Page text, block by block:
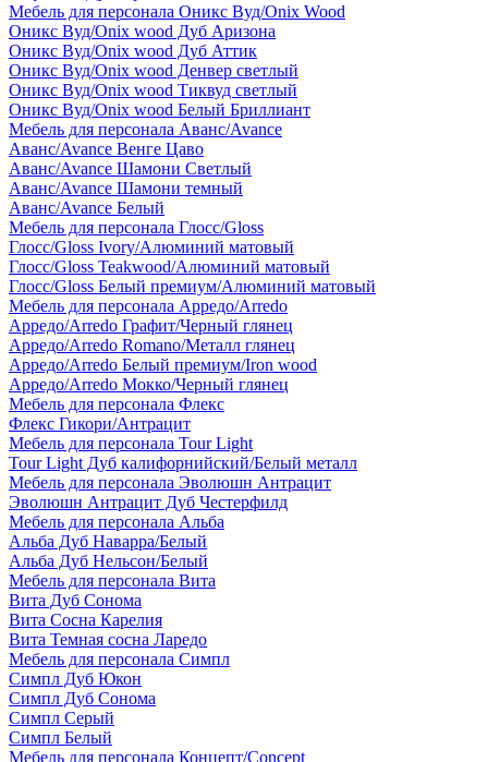
Мебель для персонала Оникс Вуд/Onix Wood
Оникс Вуд/Onix wood Дуб Аризона
Оникс Вуд/Onix wood Дуб Аттик
Оникс Вуд/Onix wood Денвер светлый
Оникс Вуд/Onix wood Тиквуд светлый
Оникс Вуд/Onix wood Белый Бриллиант
Мебель для персонала Аванс/Avance
Аванс/Avance Венге Цаво
Аванс/Avance Шамони Светлый
Аванс/Avance Шамони темный
Аванс/Avance Белый
Мебель для персонала Глосс/Gloss
Глосс/Gloss Ivory/Алюминий матовый
Глосс/Gloss Teakwood/Алюминий матовый
Глосс/Gloss Белый премиум/Алюминий матовый
Мебель для персонала Арредо/Arredo
Арредо/Arredo Графит/Черный глянец
Арредо/Arredo Romano/Металл глянец
Арредо/Arredo Белый премиум/Iron wood
Арредо/Arredo Мокко/Черный глянец
Мебель для персонала Флекс
Флекс Гикори/Антрацит
Мебель для персонала Tour Light
Tour Light Дуб калифорнийский/Белый металл
Мебель для персонала Эволюшн Антрацит
Эволюшн Антрацит Дуб Честерфилд
Мебель для персонала Альба
Альба Дуб Наварра/Белый
Альба Дуб Нельсон/Белый
Мебель для персонала Вита
Вита Дуб Сонома
Вита Сосна Карелия
Вита Темная сосна Ларедо
Мебель для персонала Симпл
Симпл Дуб Юкон
Симпл Дуб Сонома
Симпл Серый
Симпл Белый
Мебель для персонала Концепт/Concept